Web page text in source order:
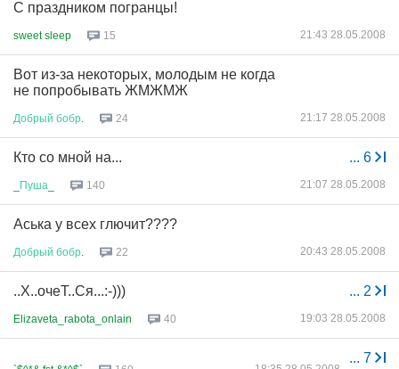
С праздником погранцы!
sweet sleep 15 21:43 28.05.2008
Вот из-за некоторых, молодым не когда
не попробывать ЖМЖМЖ
Добрый бобр 24 21:17 28.05.2008
... 6
Кто со мной на...
Пуша 140 21:07 28.05.2008
Аська у всех глючит????
Добрый бобр 22 20:43 28.05.2008
... 2
..Х..очеТ..Ся...:-)))
Elizaveta_rabota_onlain 40 19:03 28.05.2008
... 7